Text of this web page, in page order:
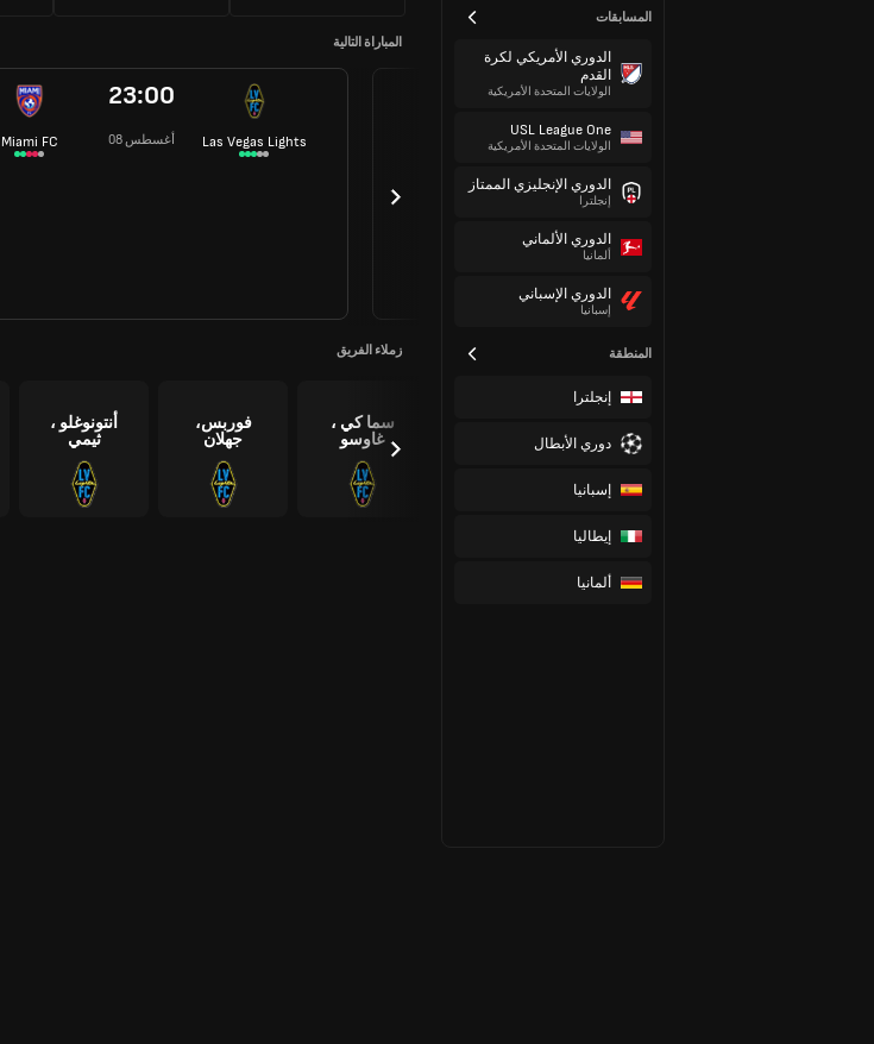
المسابقات
الدوري الأمريكي لكرة
القدم
الولايات المتحدة الأمريكية
USL League One
الولايات المتحدة الأمريكية
الدوري الإنجليزي الممتاز
إنجلترا
الدوري الألماني
ألمانيا
الدوري الإسباني
إسبانيا
المنطقة
إنجلترا
دوري الأبطال
إسبانيا
إيطاليا
ألمانيا
المباراة التالية
Miami FC
23:00
08 أغسطس Las Vegas Lights
زملاء الفريق
سما كي ،
غاوسو
فوربس،
جهلان
أنتونوغلو ،
ثيمي